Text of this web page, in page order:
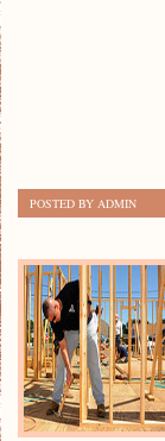
POSTED BY ADMIN